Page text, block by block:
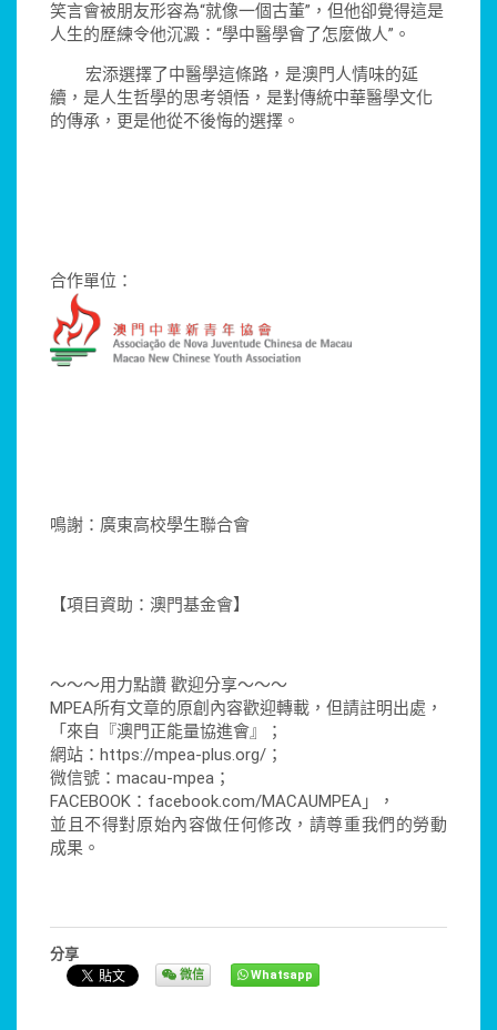
笑言會被朋友形容為“就像一個古董”，但他卻覺得這是
人生的歷練令他沉澱：“學中醫學會了怎麼做人”。
宏添選擇了中醫學這條路，是澳門人情味的延
續，是人生哲學的思考領悟，是對傳統中華醫學文化
的傳承，更是他從不後悔的選擇。
合作單位：
鳴謝：廣東高校學生聯合會
【項目資助：澳門基金會】
～～～用力點讚 歡迎分享～～～
MPEA所有文章的原創內容歡迎轉載，但請註明出處，
「來自『澳門正能量協進會』；
網站：https://mpea-plus.org/；
微信號：macau-mpea；
FACEBOOK：facebook.com/MACAUMPEA」，
並且不得對原始內容做任何修改，請尊重我們的勞動
成果。
分享
微信 Whatsapp